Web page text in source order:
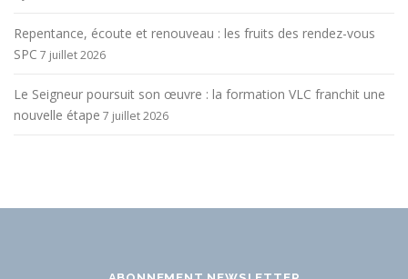
Repentance, écoute et renouveau : les fruits des rendez-vous
SPC 7 juillet 2026
Le Seigneur poursuit son œuvre : la formation VLC franchit une
nouvelle étape 7 juillet 2026